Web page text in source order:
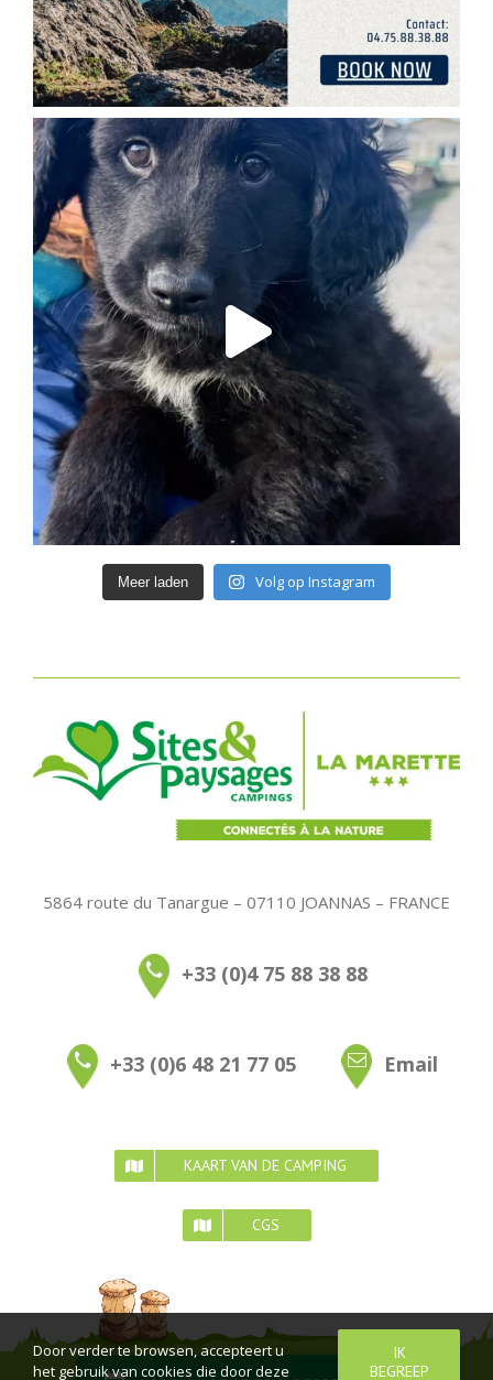
Meer laden Volg op Instagram
5864 route du Tanargue – 07110 JOANNAS – FRANCE
+33 (0)4 75 88 38 88
+33 (0)6 48 21 77 05 Email
KAART VAN DE CAMPING
CGS
Door verder te browsen, accepteert u
het gebruik van cookies die door deze
IK
BEGREEP